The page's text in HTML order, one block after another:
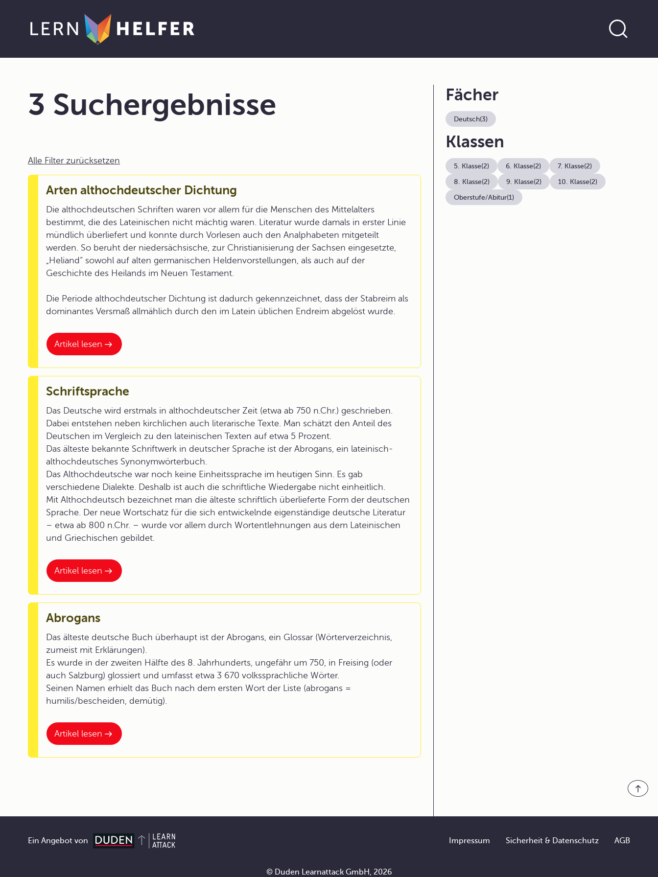
3 Suchergebnisse
Alle Filter zurücksetzen
Artikel lesen
Arten althochdeutscher Dichtung
Die althochdeutschen Schriften waren vor allem für die Menschen des Mittelalters
bestimmt, die des Lateinischen nicht mächtig waren. Literatur wurde damals in erster Linie
mündlich überliefert und konnte durch Vorlesen auch den Analphabeten mitgeteilt
werden. So beruht der niedersächsische, zur Christianisierung der Sachsen eingesetzte,
„Heliand“ sowohl auf alten germanischen Heldenvorstellungen, als auch auf der
Geschichte des Heilands im Neuen Testament.
Die Periode althochdeutscher Dichtung ist dadurch gekennzeichnet, dass der Stabreim als
dominantes Versmaß allmählich durch den im Latein üblichen Endreim abgelöst wurde.
Artikel lesen
Schriftsprache
Das Deutsche wird erstmals in althochdeutscher Zeit (etwa ab 750 n.Chr.) geschrieben.
Dabei entstehen neben kirchlichen auch literarische Texte. Man schätzt den Anteil des
Deutschen im Vergleich zu den lateinischen Texten auf etwa 5 Prozent.
Das älteste bekannte Schriftwerk in deutscher Sprache ist der Abrogans, ein lateinisch-
althochdeutsches Synonymwörterbuch.
Das Althochdeutsche war noch keine Einheitssprache im heutigen Sinn. Es gab
verschiedene Dialekte. Deshalb ist auch die schriftliche Wiedergabe nicht einheitlich.
Mit Althochdeutsch bezeichnet man die älteste schriftlich überlieferte Form der deutschen
Sprache. Der neue Wortschatz für die sich entwickelnde eigenständige deutsche Literatur
– etwa ab 800 n.Chr. – wurde vor allem durch Wortentlehnungen aus dem Lateinischen
und Griechischen gebildet.
Artikel lesen
Abrogans
Das älteste deutsche Buch überhaupt ist der Abrogans, ein Glossar (Wörterverzeichnis,
zumeist mit Erklärungen).
Es wurde in der zweiten Hälfte des 8. Jahrhunderts, ungefähr um 750, in Freising (oder
auch Salzburg) glossiert und umfasst etwa 3 670 volkssprachliche Wörter.
Seinen Namen erhielt das Buch nach dem ersten Wort der Liste (abrogans =
humilis/bescheiden, demütig).
Fächer
Deutsch(3)
Klassen
5. Klasse(2) 6. Klasse(2) 7. Klasse(2)
8. Klasse(2) 9. Klasse(2) 10. Klasse(2)
Oberstufe/Abitur(1)
Ein Angebot von Footer
Impressum Sicherheit & Datenschutz AGB
© Duden Learnattack GmbH, 2026